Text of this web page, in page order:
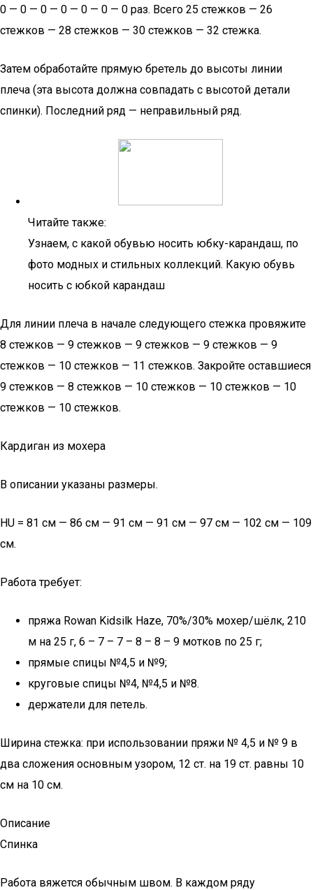
0 — 0 — 0 — 0 — 0 — 0 — 0 раз. Всего 25 стежков — 26
стежков — 28 стежков — 30 стежков — 32 стежка.
Затем обработайте прямую бретель до высоты линии
плеча (эта высота должна совпадать с высотой детали
спинки). Последний ряд — неправильный ряд.
Читайте также:
Узнаем, с какой обувью носить юбку-карандаш, по
фото модных и стильных коллекций. Какую обувь
носить с юбкой карандаш
Для линии плеча в начале следующего стежка провяжите
8 стежков — 9 стежков — 9 стежков — 9 стежков — 9
стежков — 10 стежков — 11 стежков. Закройте оставшиеся
9 стежков — 8 стежков — 10 стежков — 10 стежков — 10
стежков — 10 стежков.
Кардиган из мохера
В описании указаны размеры.
HU = 81 см — 86 см — 91 см — 91 см — 97 см — 102 см — 109
см.
Работа требует:
пряжа Rowan Kidsilk Haze, 70%/30% мохер/шёлк, 210
м на 25 г, 6 – 7 – 7 – 8 – 8 – 9 мотков по 25 г;
прямые спицы №4,5 и №9;
круговые спицы №4, №4,5 и №8.
держатели для петель.
Ширина стежка: при использовании пряжи № 4,5 и № 9 в
два сложения основным узором, 12 ст. на 19 ст. равны 10
см на 10 см.
Описание
Спинка
Работа вяжется обычным швом. В каждом ряду